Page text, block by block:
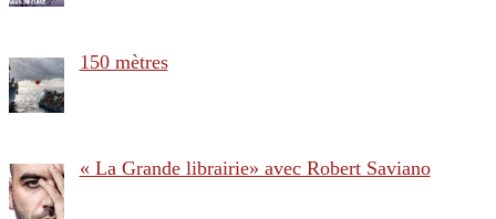
150 mètres
« La Grande librairie» avec Robert Saviano